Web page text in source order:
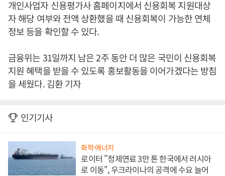
개인사업자 신용평가사 홈페이지에서 신용회복 지원대상
자 해당 여부와 전액 상환했을 때 신용회복이 가능한 연체
정보 등을 확인할 수 있다.
금융위는 31일까지 남은 2주 동안 더 많은 국민이 신용회복
지원 혜택을 받을 수 있도록 홍보활동을 이어가겠다는 방침
을 세웠다. 김환 기자
인기기사
화학·에너지
로이터 "정제연료 3만 톤 한국에서 러시아
로 이동", 우크라이나의 공격에 수요 늘어